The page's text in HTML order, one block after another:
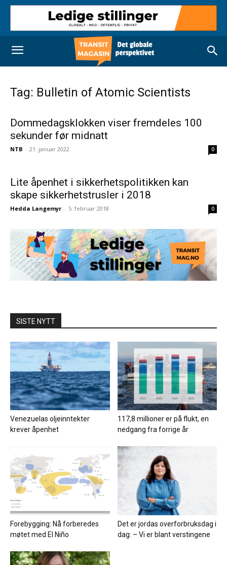
Tag: Bulletin of Atomic Scientists
Dommedagsklokken viser fremdeles 100
sekunder før midnatt
NTB - 21. januar 2022 0
Lite åpenhet i sikkerhetspolitikken kan
skape sikkerhetstrusler i 2018
Hedda Langemyr - 5. februar 2018 0
SISTE NYTT
Venezuelas oljeinntekter
krever åpenhet
117,8 millioner er på flukt, en
nedgang fra forrige år
Forebygging: Nå forberedes
møtet med El Niño
Det er jordas overforbruksdag i
dag: – Vi er blant verstingene